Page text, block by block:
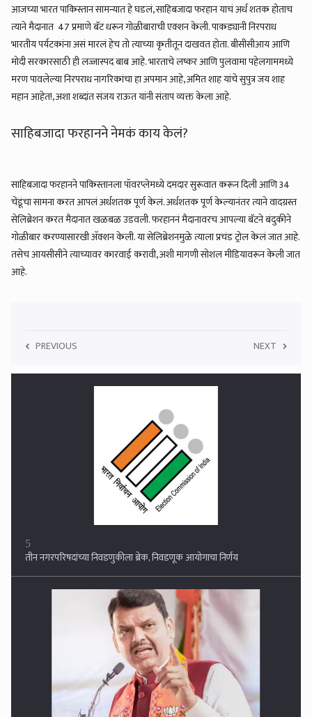
आजच्या भारत पाकिस्तान सामन्यात हे घडलं, साहिबजादा फरहान याचं अर्ध शतक होताच
त्याने मैदानात 47 प्रमाणे बॅट धरून गोळीबाराची एक्शन केली. पाकड्यानी निरपराध
भारतीय पर्यटकांना असं मारलं हेच तो त्याच्या कृतीतून दाखवत होता. बीसीसीआय आणि
मोदी सरकारसाठी ही लज्जास्पद बाब आहे. भारताचे लष्कर आणि पुलवामा पहेलगाममध्ये
मरण पावलेल्या निरपराध नागरिकांचा हा अपमान आहे, अमित शाह यांचे सुपुत्र जय शाह
महान आहेत!, अशा शब्दांत संजय राऊत यांनी संताप व्यक्त केला आहे.
साहिबजादा फरहानने नेमकं काय केलं?
साहिबजादा फरहानने पाकिस्तानला पॉवरप्लेमध्ये दमदार सुरूवात करून दिली आणि 34
चेंडूंचा सामना करत आपलं अर्धशतक पूर्ण केलं. अर्धशतक पूर्ण केल्यानंतर त्याने वादग्रस्त
सेलिब्रेशन करत मैदानात खळबळ उडवली. फरहाननं मैदानावरच आपल्या बॅटने बंदुकीने
गोळीबार करण्यासारखी ॲक्शन केली. या सेलिब्रेशनमुळे त्याला प्रचंड ट्रोल केलं जात आहे.
तसेच आयसीसीने त्याच्यावर कारवाई करावी, अशी मागणी सोशल मीडियावरून केली जात
आहे.
PREVIOUS NEXT
6
आपण प्रचार सभेत विरोधकांवर टीका करत नाही, आम्ही एक विकास आराखडा
घेऊन जनतेपुढे जात आहोत : देवेंद्र फडणवीस